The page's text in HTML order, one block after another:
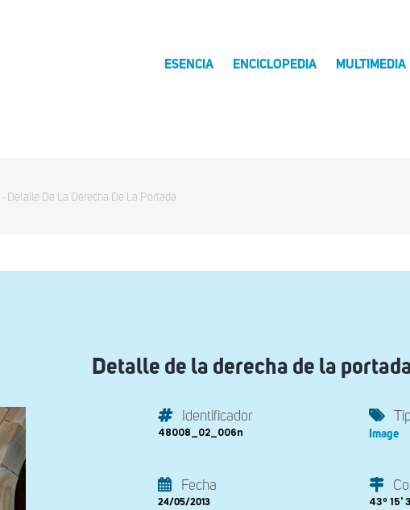
ESENCIA ENCICLOPEDIA MULTIMEDIA
- Detalle De La Derecha De La Portada
Detalle de la derecha de la
Identificador
48008_02_006n Image
Fecha
24/05/2013 43º 15'